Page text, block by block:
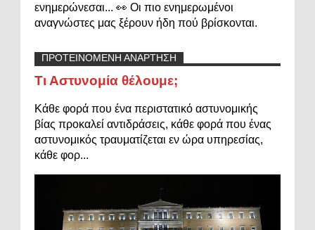
ενημερώνεσαι... 👀 Οι πιο ενημερωμένοι
αναγνώστες μας ξέρουν ήδη πού βρίσκονται.
ΠΡΟΤΕΙΝΟΜΕΝΗ ΑΝΑΡΤΗΣΗ
Τι Αστυνομία θέλουμε;
Κάθε φορά που ένα περιστατικό αστυνομικής
βίας προκαλεί αντιδράσεις, κάθε φορά που ένας
αστυνομικός τραυματίζεται εν ώρα υπηρεσίας,
κάθε φορ...